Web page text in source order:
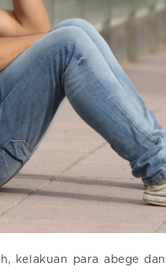
kelakuan para abege dan